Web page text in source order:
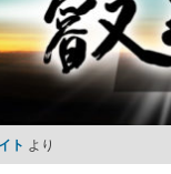
ト より